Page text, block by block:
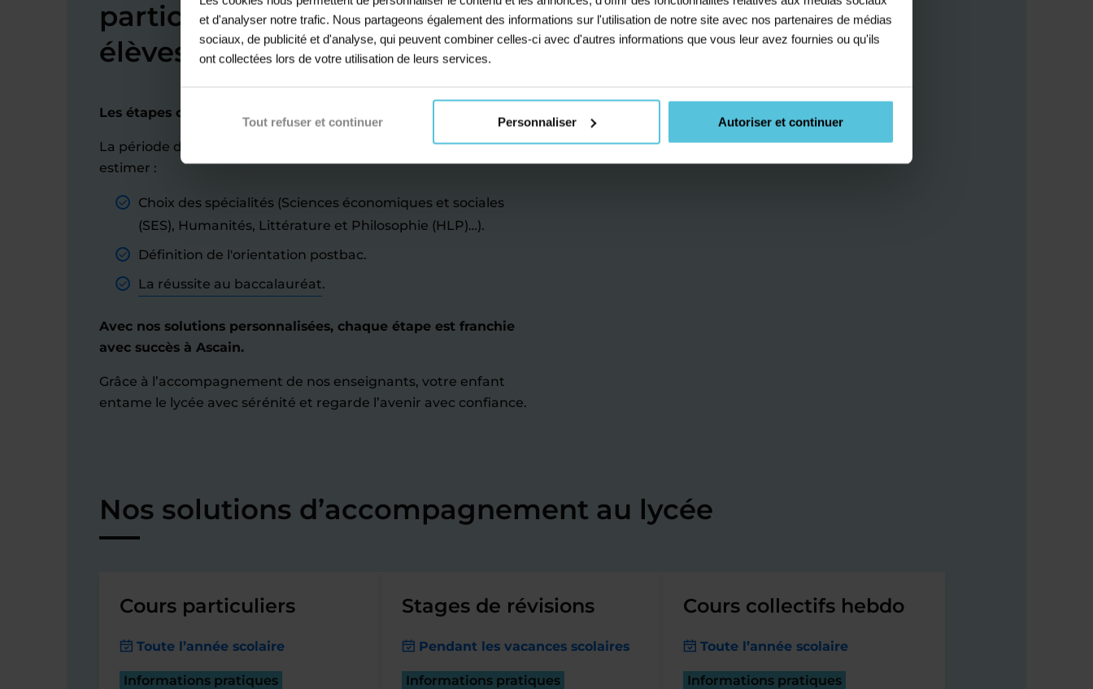
et d'analyser notre trafic. Nous partageons également des informations sur l'utilisation de notre site avec nos partenaires de médias
sociaux, de publicité et d'analyse, qui peuvent combiner celles-ci avec d'autres informations que vous leur avez fournies ou qu'ils
ont collectées lors de votre utilisation de leurs services.
Tout refuser et continuer Personnaliser Autoriser et continuer
particuliers à Ascain pour les
élèves de lycée
Les étapes clés pour réussir ses années lycée à Ascain.
La période du lycée implique des enjeux majeurs à ne pas sous-
estimer :
Choix des spécialités (Sciences économiques et sociales
(SES), Humanités, Littérature et Philosophie (HLP)…).
Définition de l'orientation postbac.
La réussite au baccalauréat.
Avec nos solutions personnalisées, chaque étape est franchie
avec succès à Ascain.
Grâce à l’accompagnement de nos enseignants, votre enfant
entame le lycée avec sérénité et regarde l’avenir avec confiance.
Nos solutions d’accompagnement au lycée
Cours particuliers
Toute l’année scolaire
Informations pratiques
Stages de révisions
Pendant les vacances scolaires
Informations pratiques
Cours collectifs hebdo
Toute l’année scolaire
Informations pratiques